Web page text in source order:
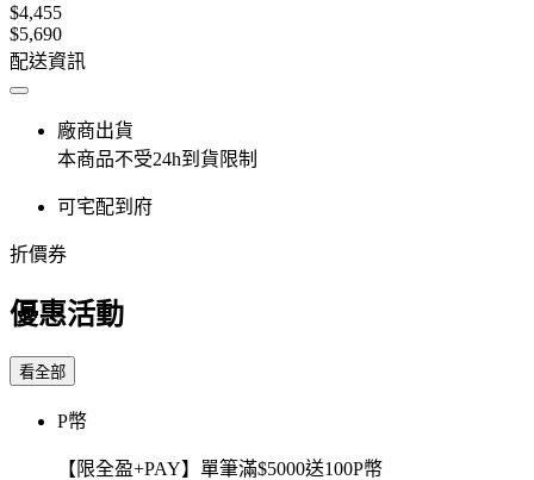
$4,455
$5,690
配送資訊
廠商出貨
本商品不受24h到貨限制
可宅配到府
折價券
優惠活動
看全部
P幣
【限全盈+PAY】單筆滿$5000送100P幣